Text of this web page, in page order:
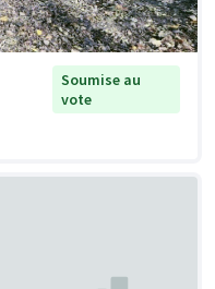
Soumise au
vote